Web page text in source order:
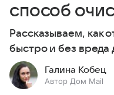
способ
Рассказываем, как
быстро и без вреда
Галина Кобец
Автор Дом Mail